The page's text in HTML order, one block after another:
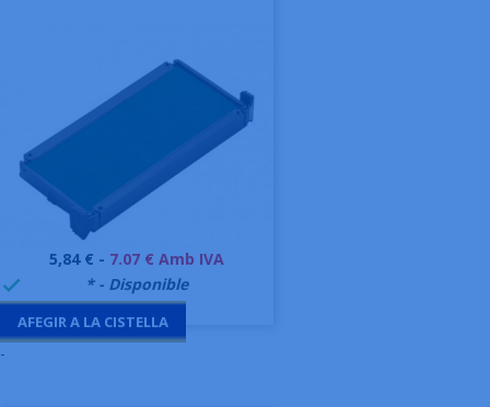
Preu
5,84 € - 7.07 € Amb IVA
 * - Disponible
AFEGIR A LA CISTELLA
-